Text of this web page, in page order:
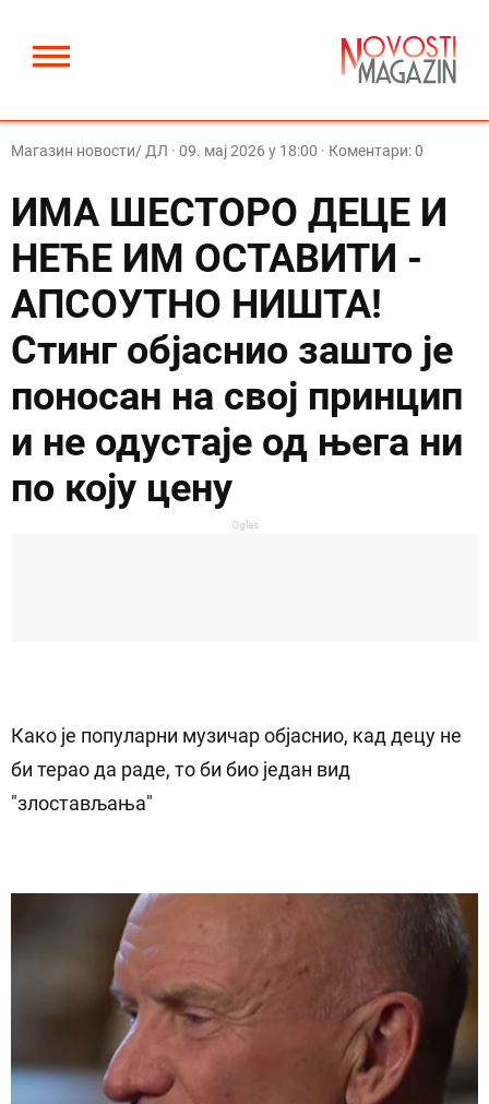
Магазин новости/ ДЛ · 09. мај 2026 у 18:00 · Коментари: 0
ИМА ШЕСТОРО ДЕЦЕ И
НЕЋЕ ИМ ОСТАВИТИ -
АПСОУТНО НИШТА!
Стинг објаснио зашто је
поносан на свој принцип
и не одустаје од њега ни
по коју цену
Oglas
Како је популарни музичар објаснио, кад децу не
би терао да раде, то би био један вид
"злостављања"